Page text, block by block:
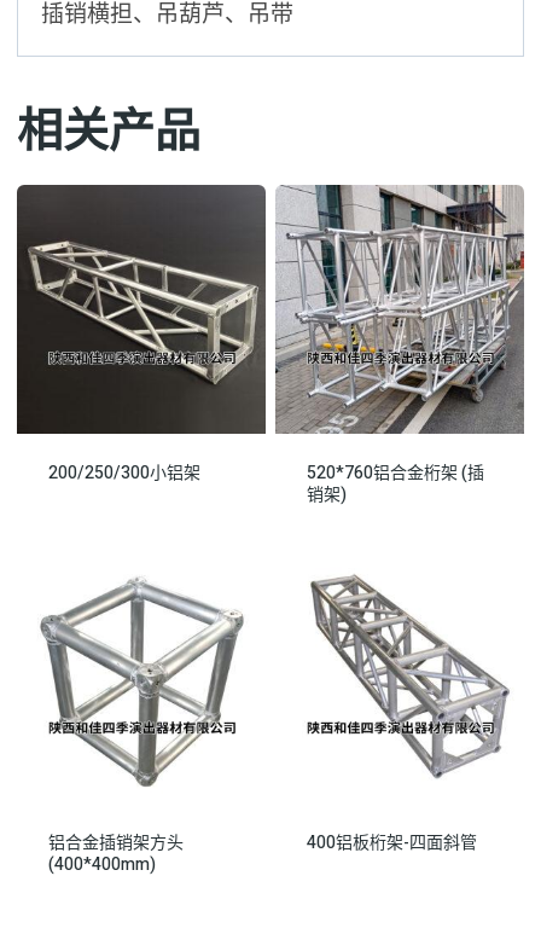
插销横担、吊葫芦、吊带
相关产品
200/250/300小铝架
520*760铝合金桁架 (插
销架)
铝合金插销架方头
(400*400mm)
400铝板桁架-四面斜管